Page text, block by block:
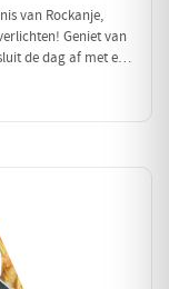
van Rockanje,
Geniet van
de dag af met een